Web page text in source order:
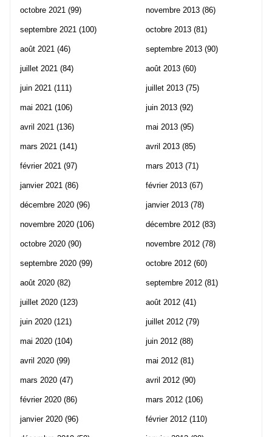
octobre 2021 (99)
septembre 2021 (100)
août 2021 (46)
juillet 2021 (84)
juin 2021 (111)
mai 2021 (106)
avril 2021 (136)
mars 2021 (141)
février 2021 (97)
janvier 2021 (86)
décembre 2020 (96)
novembre 2020 (106)
octobre 2020 (90)
septembre 2020 (99)
août 2020 (82)
juillet 2020 (123)
juin 2020 (121)
mai 2020 (104)
avril 2020 (99)
mars 2020 (47)
février 2020 (86)
janvier 2020 (96)
novembre 2013 (86)
octobre 2013 (81)
septembre 2013 (90)
août 2013 (60)
juillet 2013 (75)
juin 2013 (92)
mai 2013 (95)
avril 2013 (85)
mars 2013 (71)
février 2013 (67)
janvier 2013 (78)
décembre 2012 (83)
novembre 2012 (78)
octobre 2012 (60)
septembre 2012 (81)
août 2012 (41)
juillet 2012 (79)
juin 2012 (88)
mai 2012 (81)
avril 2012 (90)
mars 2012 (106)
février 2012 (110)